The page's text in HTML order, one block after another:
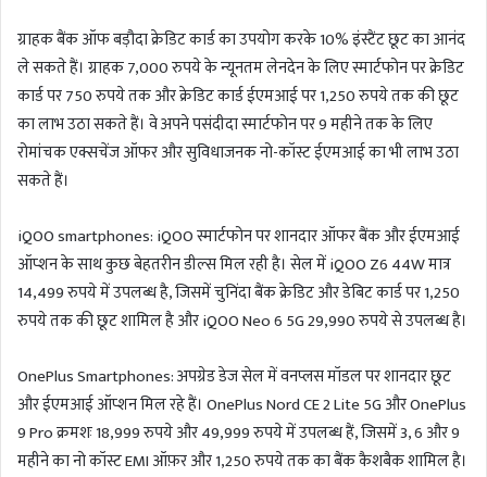
ग्राहक बैंक ऑफ बड़ौदा क्रेडिट कार्ड का उपयोग करके 10% इंस्टैंट छूट का आनंद
ले सकते हैं। ग्राहक 7,000 रुपये के न्यूनतम लेनदेन के लिए स्मार्टफोन पर क्रेडिट
कार्ड पर 750 रुपये तक और क्रेडिट कार्ड ईएमआई पर 1,250 रुपये तक की छूट
का लाभ उठा सकते हैं। वे अपने पसंदीदा स्मार्टफोन पर 9 महीने तक के लिए
रोमांचक एक्सचेंज ऑफर और सुविधाजनक नो-कॉस्ट ईएमआई का भी लाभ उठा
सकते हैं।
iQOO smartphones: iQOO स्मार्टफोन पर शानदार ऑफर बैंक और ईएमआई
ऑप्शन के साथ कुछ बेहतरीन डील्स मिल रही है। सेल में iQOO Z6 44W मात्र
14,499 रुपये में उपलब्ध है, जिसमें चुनिंदा बैंक क्रेडिट और डेबिट कार्ड पर 1,250
रुपये तक की छूट शामिल है और iQOO Neo 6 5G 29,990 रुपये से उपलब्ध है।
OnePlus Smartphones: अपग्रेड डेज सेल में वनप्लस मॉडल पर शानदार छूट
और ईएमआई ऑप्शन मिल रहे हैं। OnePlus Nord CE 2 Lite 5G और OnePlus
9 Pro क्रमशः 18,999 रुपये और 49,999 रुपये में उपलब्ध हैं, जिसमें 3, 6 और 9
महीने का नो कॉस्ट EMI ऑफ़र और 1,250 रुपये तक का बैंक कैशबैक शामिल है।